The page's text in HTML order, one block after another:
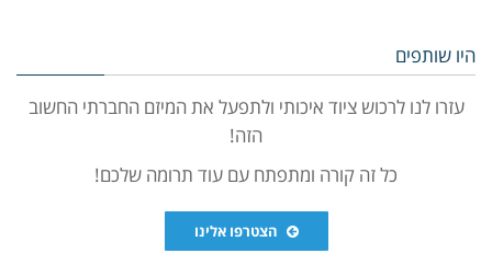
היו שותפים
עזרו לנו לרכוש ציוד איכותי ולתפעל את המיזם החברתי החשוב
הזה!
כל זה קורה ומתפתח עם עוד תרומה שלכם!
הצטרפו אלינו